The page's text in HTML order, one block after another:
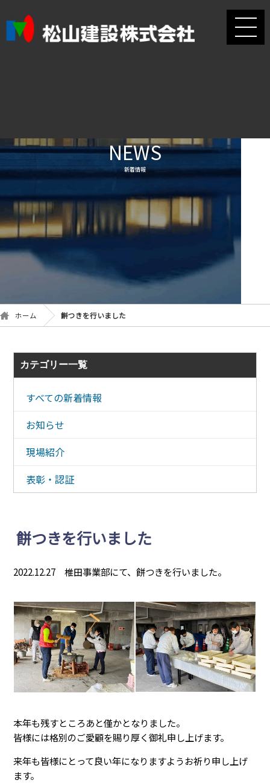
NEWS
新着情報
ホーム 餅つきを行いました
カテゴリー一覧
すべての新着情報
お知らせ
現場紹介
表彰・認証
餅つきを行いました
2022.12.27 椎田事業部にて、餅つきを行いました。
本年も残すところあと僅かとなりました。
皆様には格別のご愛顧を賜り厚く御礼申し上げます。
来年も皆様にとって良い年になりますようお祈り申し上げ
ます。